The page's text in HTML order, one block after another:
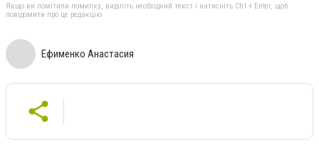
Якщо ви помітили помилку, виділіть необхідний текст і натисніть Ctrl + Enter, щоб
повідомити про це редакцію
Ефименко Анастасия